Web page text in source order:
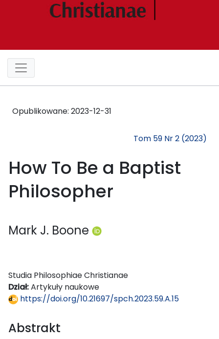
Opublikowane: 2023-12-31
Tom 59 Nr 2 (2023)
How To Be a Baptist
Philosopher
Mark J. Boone
Studia Philosophiae Christianae
Dział:Artykuły naukowe
https://doi.org/10.21697/spch.2023.59.A.15
Abstrakt